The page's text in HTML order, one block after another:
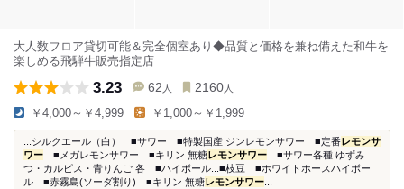
大人数フロア貸切可能＆完全個室あり◆品質と価格を兼ね備えた和牛を
楽しめる飛騨牛販売指定店
3.23 62 人 2160 人
￥4,000～￥4,999 ￥1,000～￥1,999
...シルクエール（白） ■サワー ■特製国産 ジンレモンサワー ■定番 レモンサ
ワー ■メガレモンサワー ■キリン 無糖 レモンサワー ■サワー各種 ゆずみ
つ・カルピス・青りんご 各 ■ハイボール...■枝豆 ■ホワイトホースハイボー
ル ■赤霧島(ソーダ割り) ■キリン 無糖 レモンサワー